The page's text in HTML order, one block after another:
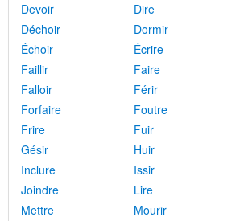
Devoir
Dire
Déchoir
Dormir
Échoir
Écrire
Faillir
Faire
Falloir
Férir
Forfaire
Foutre
Frire
Fuir
Gésir
Huir
Inclure
Issir
Joindre
Lire
Mettre
Mourir